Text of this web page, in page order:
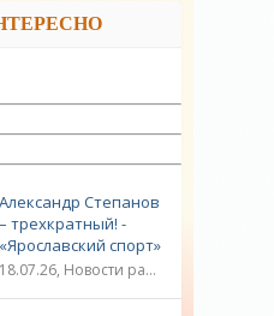
Александр Степанов
– трехкратный! -
«Ярославский спорт»
18.07.26, Новости разное / ТРАНСФЕРЫ / Плавание / ОЛИМПИЙСКИЕ ИГРЫ / Водные виды спорта / Видео новости / Спорт